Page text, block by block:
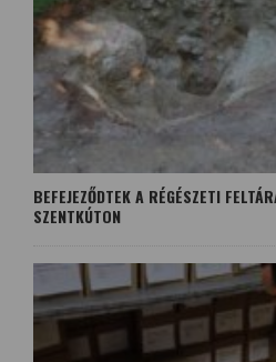
BEFEJEZŐDTEK A RÉGÉSZETI
SZENTKÚTON